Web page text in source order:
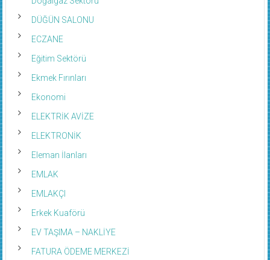
DÜĞÜN SALONU
ECZANE
Eğitim Sektörü
Ekmek Fırınları
Ekonomi
ELEKTRİK AVİZE
ELEKTRONİK
Eleman İlanları
EMLAK
EMLAKÇI
Erkek Kuaförü
EV TAŞIMA – NAKLİYE
FATURA ÖDEME MERKEZİ